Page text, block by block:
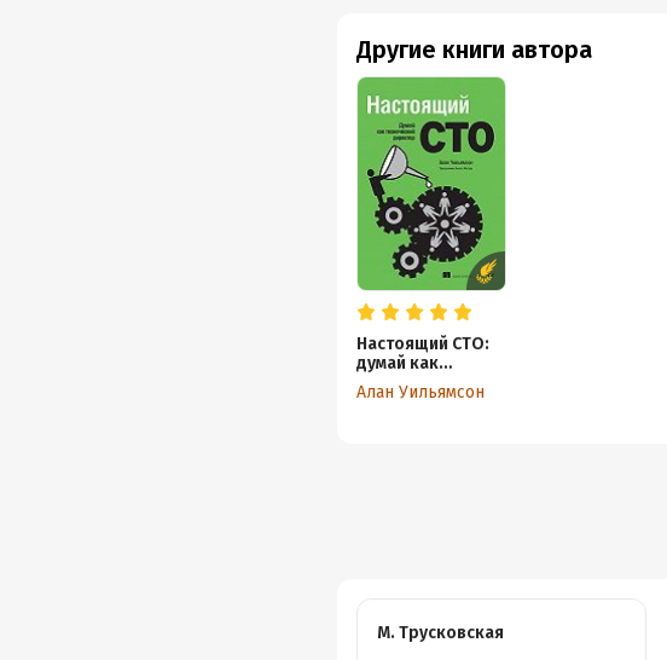
Другие книги автора
Настоящий CTO:
думай как
технический
директор
Алан Уильямсон
М. Трусковская